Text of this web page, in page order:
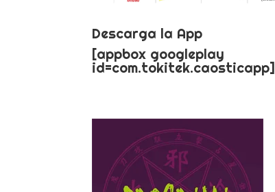
Descarga la App
[appbox googleplay
id=com.tokitek.caosticapp]